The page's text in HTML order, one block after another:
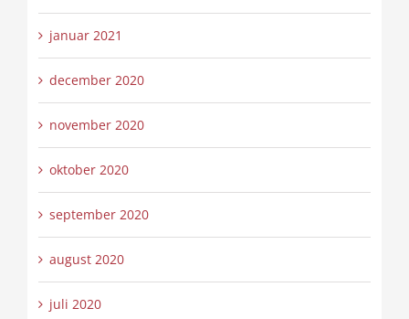
januar 2021
december 2020
november 2020
oktober 2020
september 2020
august 2020
juli 2020